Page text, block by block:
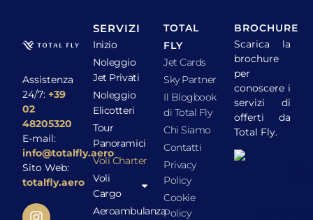
Assistenza
24/7:+39
02
48205320
E-mail:
info@totalfly.aero
Sito Web:
totalfly.aero
SERVIZI
Inizio
Noleggio
Jet Privati
Noleggio
Elicotteri
Tour
Panoramici
Voli Charter
Voli
Cargo
Aeroambulanza
TOTAL
FLY
Jet Cards
Sky Partner
Il Blogbook
di Total Fly
Chi Siamo
Contatti
Privacy
Policy
Cookie
Policy
BROCHURE
Scarica la
brochure
per
conoscere i
servizi di
offerti da
Total Fly.